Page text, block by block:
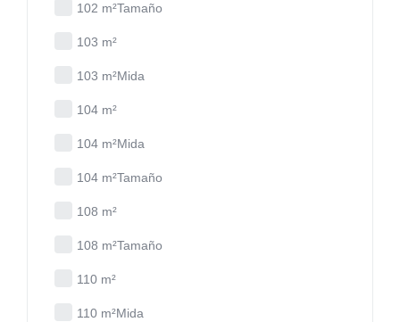
102 m²Tamaño
103 m²
103 m²Mida
104 m²
104 m²Mida
104 m²Tamaño
108 m²
108 m²Tamaño
110 m²
110 m²Mida